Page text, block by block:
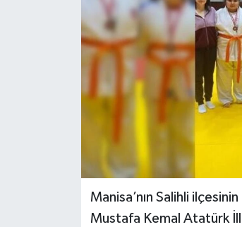
Manisa’nın Salihli
Mustafa Kemal Atatürk